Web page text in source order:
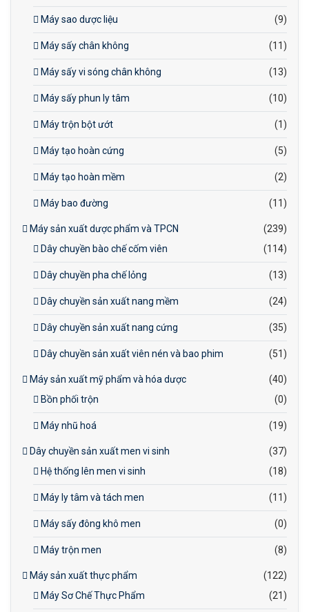
Máy sao dược liệu (9)
Máy sấy chân không (11)
Máy sấy vi sóng chân không (13)
Máy sấy phun ly tâm (10)
Máy trộn bột ướt (1)
Máy tạo hoàn cứng (5)
Máy tạo hoàn mềm (2)
Máy bao đường (11)
Máy sản xuất dược phẩm và TPCN
(239)
Dây chuyền bào chế cốm viên
(114)
Dây chuyền pha chế lỏng (13)
Dây chuyền sản xuất nang mềm (24)
Dây chuyền sản xuất nang cứng (35)
Dây chuyền sản xuất viên nén và bao phim (51)
Máy sản xuất mỹ phẩm và hóa dược
(40)
Bồn phối trộn
(0)
Máy nhũ hoá (19)
Dây chuyền sản xuất men vi sinh
(37)
Hệ thống lên men vi sinh
(18)
Máy ly tâm và tách men (11)
Máy sấy đông khô men (0)
Máy trộn men (8)
Máy sản xuất thực phẩm
(122)
Máy Sơ Chế Thực Phẩm
(21)